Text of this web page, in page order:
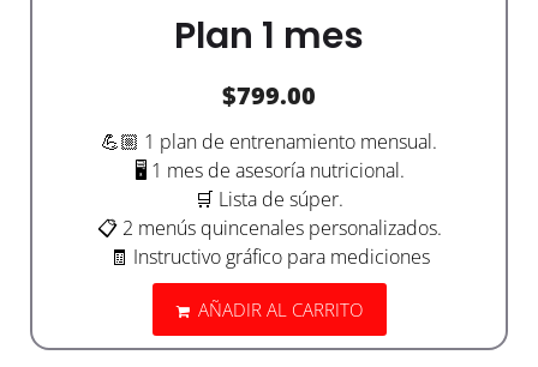
Plan 1 mes
$799.00
💪🏼 1 plan de entrenamiento mensual.
🖥️ 1 mes de asesoría nutricional.
🛒 Lista de súper.
📋 2 menús quincenales personalizados.
🧾 Instructivo gráfico para mediciones
AÑADIR AL CARRITO